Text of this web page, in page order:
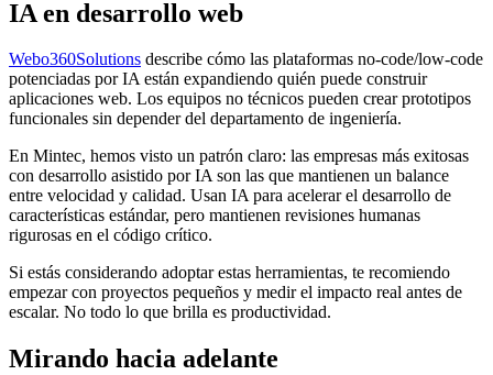
IA en desarrollo web
Webo360Solutions describe cómo las plataformas no-code/low-code
potenciadas por IA están expandiendo quién puede construir
aplicaciones web. Los equipos no técnicos pueden crear prototipos
funcionales sin depender del departamento de ingeniería.
En Mintec, hemos visto un patrón claro: las empresas más exitosas
con desarrollo asistido por IA son las que mantienen un balance
entre velocidad y calidad. Usan IA para acelerar el desarrollo de
características estándar, pero mantienen revisiones humanas
rigurosas en el código crítico.
Si estás considerando adoptar estas herramientas, te recomiendo
empezar con proyectos pequeños y medir el impacto real antes de
escalar. No todo lo que brilla es productividad.
Mirando hacia adelante